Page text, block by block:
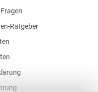
Ratgeber